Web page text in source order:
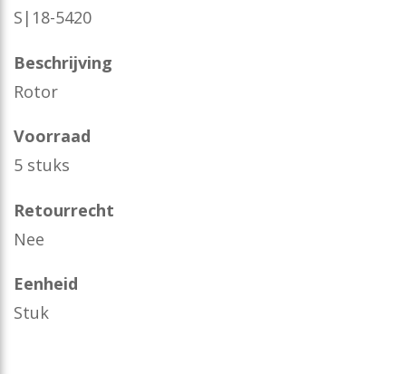
S|18-5420
Beschrijving
Rotor
Voorraad
5 stuks
Retourrecht
Nee
Eenheid
Stuk